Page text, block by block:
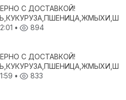
С ДОСТАВКОЙ!
• 894
С ДОСТАВКОЙ!
• 833